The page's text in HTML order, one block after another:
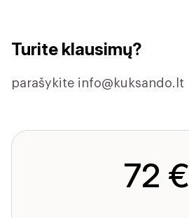
Turite klausimų?
parašykite info@kuksando.lt
72 €